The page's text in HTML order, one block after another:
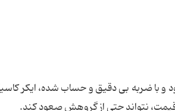
و با ضربه بی دقیق و حساب شده، ایکر
نتواند حتی از گروهش صعود کند.